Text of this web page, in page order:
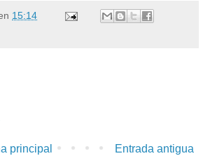
15:14
Entrada antigua
principal